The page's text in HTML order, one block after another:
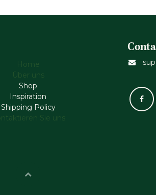
Home
Über uns
Shop
Inspiration
Shipping Policy
Sie uns